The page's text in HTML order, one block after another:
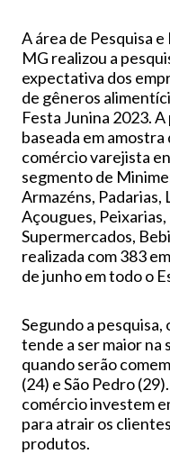
A área de Pesquisa
MG realizou a
expectativa dos
de gêneros
Festa Junina 2023.
baseada em
comércio varejista
segmento de
Armazéns, Padarias,
Açougues,
Supermercados,
realizada com 383
de junho em todo o
Segundo a
tende a ser maior na
quando serão
(24) e São Pedro
comércio investem
para atrair os
produtos.